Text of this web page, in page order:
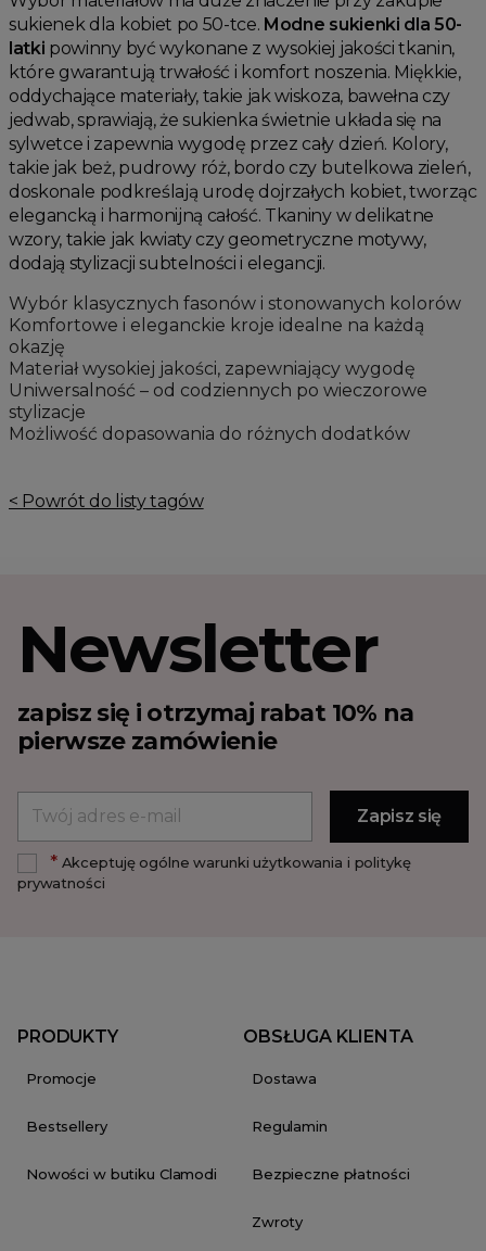
sukienek dla kobiet po 50-tce. Modne sukienki dla 50-
latki powinny być wykonane z wysokiej jakości tkanin,
które gwarantują trwałość i komfort noszenia. Miękkie,
oddychające materiały, takie jak wiskoza, bawełna czy
jedwab, sprawiają, że sukienka świetnie układa się na
sylwetce i zapewnia wygodę przez cały dzień. Kolory,
takie jak beż, pudrowy róż, bordo czy butelkowa zieleń,
doskonale podkreślają urodę dojrzałych kobiet, tworząc
elegancką i harmonijną całość. Tkaniny w delikatne
wzory, takie jak kwiaty czy geometryczne motywy,
dodają stylizacji subtelności i elegancji.
Wybór klasycznych fasonów i stonowanych kolorów
Komfortowe i eleganckie kroje idealne na każdą
okazję
Materiał wysokiej jakości, zapewniający wygodę
Uniwersalność – od codziennych po wieczorowe
stylizacje
Możliwość dopasowania do różnych dodatków
< Powrót do listy tagów
Newsletter
zapisz się i otrzymaj rabat 10% na
pierwsze zamówienie
*Akceptuję ogólne warunki użytkowania i politykę
prywatności
PRODUKTY
Promocje
Bestsellery
Nowości w butiku Clamodi
OBSŁUGA KLIENTA
Dostawa
Regulamin
Bezpieczne płatności
Zwroty